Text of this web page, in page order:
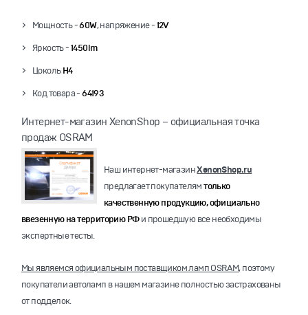
Мощность -60W, напряжение -12V
Яркость -1450lm
ЦокольH4
Код товара -64193
Интернет-магазин XenonShop – официальная точка
продаж OSRAM
Наш интернет-магазинXenonShop.ru
предлагает покупателямтолько
качественную продукцию, официально
ввезенную на территорию РФи прошедшую все необходимы
экспертные тесты.
Мы являемся официальным поставщиком ламп OSRAM, поэтому
покупатели автоламп в нашем магазине полностью застрахованы
от подделок.